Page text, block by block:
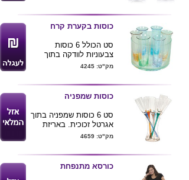
מגיע בשני צבעים לפי
תמונה
ניתן להדפיס לוגו ע"ג
המוצר .
לרכישת מוצר
זה בכמויות
בודדות ומשלוח
עד הבית לחצ/י
כוסות בקערת קרח
סט הכולל 6 כוסות
צבעוניות לוודקה בתוך
קערת קרח.
מק"ט: 4245
כוסות שמפניה
סט 6 כוסות שמפניה בתוך
אגרטל זכוכית. באריזת
מתנה.
מק"ט: 4659
כורסא מתנפחת